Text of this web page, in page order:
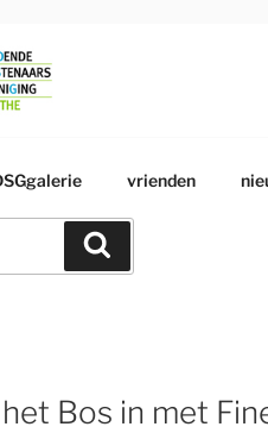
vrienden
Bos in met